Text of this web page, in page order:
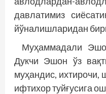
давлатимиз
йўналишларидан
Муҳаммадали
Дукчи Эшон ўз
муҳандис, ихтирочи,
ифтихор туйғусига